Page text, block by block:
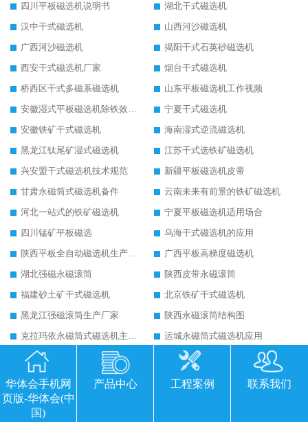
四川平板磁选机说明书
湖北干式磁选机
汉中干式磁选机
山西河沙磁选机
广西河沙磁选机
揭阳干式石英砂磁选机
西安干式磁选机厂家
烟台干式磁选机
桥西区干式多磁系磁选机
山东平板磁选机工作视频
安徽湿式平板磁选机除铁效果怎么样
宁夏干式磁选机
安徽铁矿干式磁选机
海南湿式逆流磁选机
黑龙江钛尾矿湿式磁选机
江苏干式选铁矿磁选机
兴安盟干式磁选机技术规范
新疆平板磁选机皮带
甘肃永磁筒式磁选机备件
云南未来有前景的铁矿磁选机
河北一站式的铁矿磁选机
宁夏平板磁选机适用场合
四川锰矿平板磁选
乌海干式磁选机的应用
陕西平板全自动磁选机生产厂家
广西平板高梯度磁选机
湖北强磁永磁滚筒
陕西皮带永磁滚筒
福建砂土矿干式磁选机
北京铁矿干式磁选机
黑龙江强磁滚筒生产厂家
陕西永磁滚筒结构图
克拉玛依永磁筒式磁选机主要技术参数
运城永磁筒式磁选机应用
河源精选钨精矿干式磁选机
江苏铁矿干式磁选机
朔州铁矿永磁筒式磁选机
四平永磁筒式磁选机
湖南平板磁选机厂家
四川半逆流湿式磁选机
华体会手机网
页版-华体会(中
国)
产品中心 工程案例 联系我们